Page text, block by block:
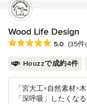
Wood Life Design
平均評価：5つ星中
5.0 (35件
Houzzで成約4件
「宮大工×自然素材×
「深呼吸」したくな